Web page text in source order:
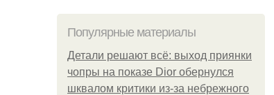
Популярные материалы
Детали решают всё: выход приянки
чопры на показе Dior обернулся
шквалом критики из-за небрежного